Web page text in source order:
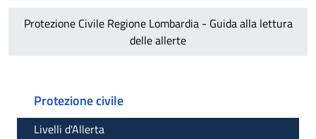
Protezione Civile Regione Lombardia - Guida alla lettura
delle allerte
Protezione civile
Livelli d'Allerta